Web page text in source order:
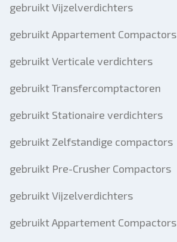
gebruikt Vijzelverdichters
gebruikt Appartement Compactors
gebruikt Verticale verdichters
gebruikt Transfercomptactoren
gebruikt Stationaire verdichters
gebruikt Zelfstandige compactors
gebruikt Pre-Crusher Compactors
gebruikt Vijzelverdichters
gebruikt Appartement Compactors